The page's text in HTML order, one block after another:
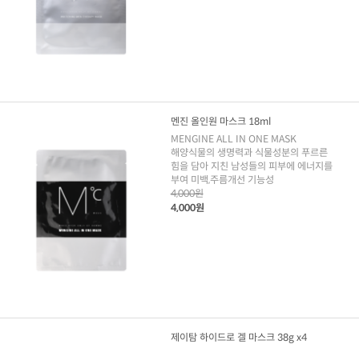
멘진 올인원 마스크 18ml
MENGINE ALL IN ONE MASK
해양식물의 생명력과 식물성분의 푸르른
힘을 담아 지친 남성들의 피부에 에너지를
부여 미백,주름개선 기능성
4,000원
4,000원
제이탐 하이드로 겔 마스크 38g x4